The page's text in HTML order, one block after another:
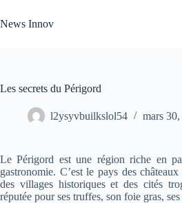
au
contenu
News Innov
Les secrets du Périgord
l2ysyvbuilkslol54 mars
Le Périgord est une région riche en
gastronomie. C’est le pays des
des villages historiques et des cités
réputée pour ses truffes, son foie gras,